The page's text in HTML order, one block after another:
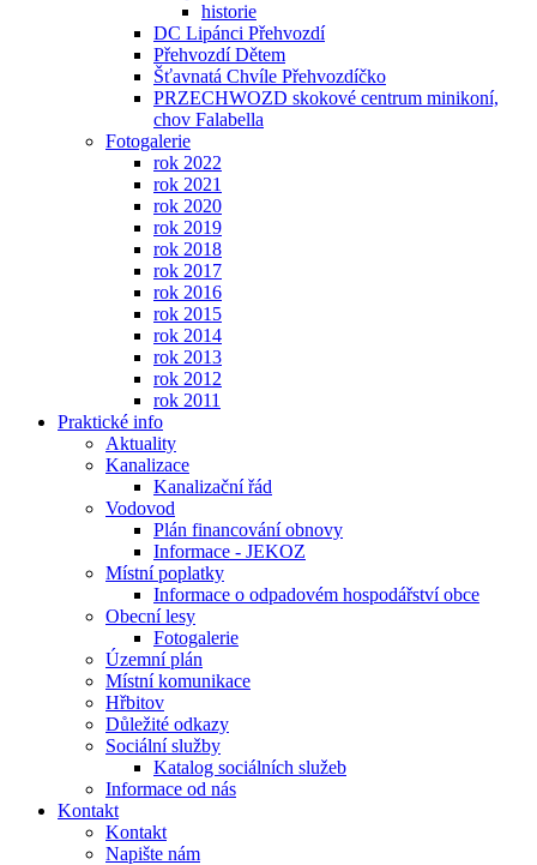
historie
DC Lipánci Přehvozdí
Přehvozdí Dětem
Šťavnatá Chvíle Přehvozdíčko
PRZECHWOZD skokové centrum minikoní,
chov Falabella
Fotogalerie
rok 2022
rok 2021
rok 2020
rok 2019
rok 2018
rok 2017
rok 2016
rok 2015
rok 2014
rok 2013
rok 2012
rok 2011
Praktické info
Aktuality
Kanalizace
Kanalizační řád
Vodovod
Plán financování obnovy
Informace - JEKOZ
Místní poplatky
Informace o odpadovém hospodářství obce
Obecní lesy
Fotogalerie
Územní plán
Místní komunikace
Hřbitov
Důležité odkazy
Sociální služby
Katalog sociálních služeb
Informace od nás
Kontakt
Kontakt
Napište nám